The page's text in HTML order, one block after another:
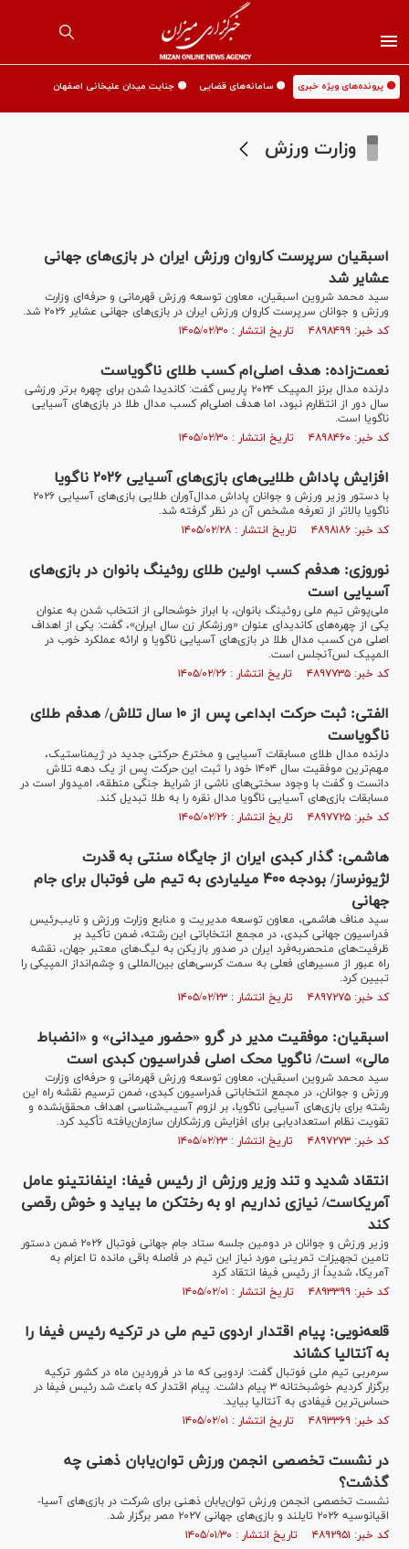
🟡 پرونده‌های ویژه خبری 🟡 سامانه‌های قضایی 🟡 جنایت میدان علیخانی اصفهان
وزارت ورزش
اسبقیان سرپرست کاروان ورزش ایران در بازی‌های جهانی
عشایر شد
سید محمد شروین اسبقیان، معاون توسعه ورزش قهرمانی و حرفه‌ای وزارت
ورزش و جوانان سرپرست کاروان ورزش ایران در بازی‌های جهانی عشایر ۲۰۲۶ شد.
کد خبر: ۴۸۹۸۴۹۹ تاریخ انتشار : ۱۴۰۵/۰۲/۳۰
نعمت‌زاده: هدف اصلی‌ام کسب طلای ناگویاست
دارنده مدال برنز المپیک ۲۰۲۴ پاریس گفت: کاندیدا شدن برای چهره برتر ورزشی
سال دور از انتظارم نبود، اما هدف اصلی‌ام کسب مدال طلا در بازی‌های آسیایی
ناگویا است.
کد خبر: ۴۸۹۸۴۶۰ تاریخ انتشار : ۱۴۰۵/۰۲/۳۰
افزایش پاداش طلایی‌های بازی‌های آسیایی ۲۰۲۶ ناگویا
با دستور وزیر ورزش و جوانان پاداش مدال‌آوران طلایی بازی‌های آسیایی ۲۰۲۶
ناگویا بالاتر از تعرفه مشخص آن در نظر گرفته شد.
کد خبر: ۴۸۹۸۱۸۶ تاریخ انتشار : ۱۴۰۵/۰۲/۲۸
نوروزی: هدفم کسب اولین طلای روئینگ بانوان در بازی‌های
آسیایی است
ملی‌پوش تیم ملی روئینگ بانوان، با ابراز خوشحالی از انتخاب شدن به عنوان
یکی از چهره‌های کاندیدای عنوان «ورزشکار زن سال ایران»، گفت: یکی از اهداف
اصلی من کسب مدال طلا در بازی‌های آسیایی ناگویا و ارائه عملکرد خوب در
المپیک لس‌آنجلس است.
کد خبر: ۴۸۹۷۷۳۵ تاریخ انتشار : ۱۴۰۵/۰۲/۲۶
الفتی: ثبت حرکت ابداعی پس از ۱۰ سال تلاش/ هدفم طلای
ناگویاست
دارنده مدال طلای مسابقات آسیایی و مخترع حرکتی جدید در ژیمناستیک،
مهم‌ترین موفقیت سال ۱۴۰۴ خود را ثبت این حرکت پس از یک دهه تلاش
دانست و گفت با وجود سختی‌های ناشی از شرایط جنگی منطقه، امیدوار است در
مسابقات بازی‌های آسیایی ناگویا مدال نقره را به طلا تبدیل کند.
کد خبر: ۴۸۹۷۷۲۵ تاریخ انتشار : ۱۴۰۵/۰۲/۲۶
هاشمی: گذار کبدی ایران از جایگاه سنتی به قدرت
لژیونرساز/ بودجه ۴۰۰ میلیاردی به تیم ملی فوتبال برای جام
جهانی
سید مناف هاشمی، معاون توسعه مدیریت و منابع وزارت ورزش و نایب‌رئیس
فدراسیون جهانی کبدی، در مجمع انتخاباتی این رشته، ضمن تأکید بر
ظرفیت‌های منحصر‌به‌فرد ایران در صدور بازیکن به لیگ‌های معتبر جهان، نقشه
راه عبور از مسیر‌های فعلی به سمت کرسی‌های بین‌المللی و چشم‌انداز المپیکی را
تبیین کرد.
کد خبر: ۴۸۹۷۲۷۵ تاریخ انتشار : ۱۴۰۵/۰۲/۲۳
اسبقیان: موفقیت مدیر در گرو «حضور میدانی» و «انضباط
مالی» است/ ناگویا محک اصلی فدراسیون کبدی است
سید محمد شروین اسبقیان، معاون توسعه ورزش قهرمانی و حرفه‌ای وزارت
ورزش و جوانان، در مجمع انتخاباتی فدراسیون کبدی، ضمن ترسیم نقشه راه این
رشته برای بازی‌های آسیایی ناگویا، بر لزوم آسیب‌شناسی اهداف محقق‌نشده و
تقویت نظام استعدادیابی برای افزایش ورزشکاران سازمان‌یافته تأکید کرد.
کد خبر: ۴۸۹۷۲۷۳ تاریخ انتشار : ۱۴۰۵/۰۲/۲۳
انتقاد شدید و تند وزیر ورزش از رئیس فیفا: اینفانتینو عامل
آمریکاست/ نیازی نداریم او به رختکن ما بیاید و خوش رقصی
کند
وزیر ورزش و جوانان در دومین جلسه ستاد جام جهانی فوتبال ۲۰۲۶ ضمن دستور
تامین تجهیزات تمرینی مورد نیاز این تیم در فاصله باقی مانده تا اعزام به
آمریکا، شدیداً از رئیس فیفا انتقاد کرد
کد خبر: ۴۸۹۳۳۹۹ تاریخ انتشار : ۱۴۰۵/۰۲/۰۱
قلعه‌نویی: پیام اقتدار اردوی تیم ملی در ترکیه رئیس فیفا را
به آنتالیا کشاند
سرمربی تیم ملی فوتبال گفت: اردویی که ما در فروردین ماه در کشور ترکیه
برگزار کردیم خوشبختانه ۳ پیام داشت. پیام اقتدار که باعث شد رئیس فیفا در
حساس‌ترین فیفادی به آنتالیا بیاید.
کد خبر: ۴۸۹۳۳۶۹ تاریخ انتشار : ۱۴۰۵/۰۲/۰۱
در نشست تخصصی انجمن ورزش توان‌یابان ذهنی چه
گذشت؟
نشست تخصصی انجمن ورزش توان‌یابان ذهنی برای شرکت در بازی‌های آسیا-
اقیانوسیه ۲۰۲۶ تایلند و بازی‌های جهانی ۲۰۲۷ مصر برگزار شد.
کد خبر: ۴۸۹۲۹۵۱ تاریخ انتشار : ۱۴۰۵/۰۱/۳۰